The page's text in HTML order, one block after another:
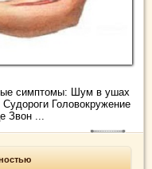
симптомы: Шум в ушах
Головокружение
Звон ...